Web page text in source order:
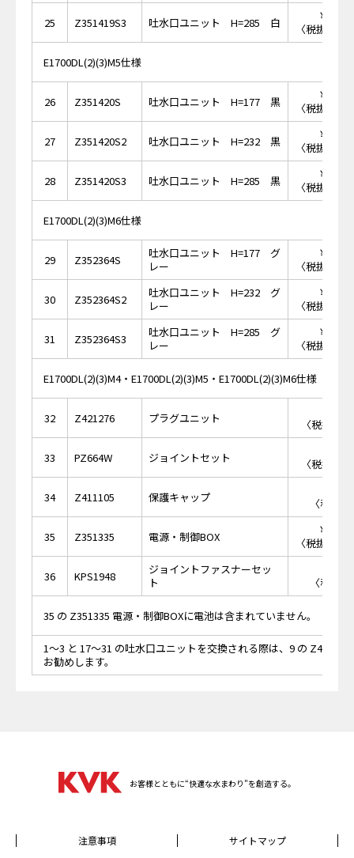
25 Z351419S3 吐水口ユニット H=285 白
￥
〈税抜価格
E1700DL(2)(3)M5仕様
26 Z351420S 吐水口ユニット H=177 黒
￥
〈税抜価格
27 Z351420S2 吐水口ユニット H=232 黒
￥
〈税抜価格
28 Z351420S3 吐水口ユニット H=285 黒
￥
〈税抜価格
E1700DL(2)(3)M6仕様
29 Z352364S
吐水口ユニット H=177 グ
レー
￥
〈税抜価格
30 Z352364S2
吐水口ユニット H=232 グ
レー
￥
〈税抜価格
31 Z352364S3
吐水口ユニット H=285 グ
レー
￥
〈税抜価格
E1700DL(2)(3)M4・E1700DL(2)(3)M5・E1700DL(2)(3)M6仕様
32 Z421276 プラグユニット
〈税抜価
33 PZ664W ジョイントセット
〈税抜価
34 Z411105 保護キャップ
〈税抜
35 Z351335 電源・制御BOX
￥
〈税抜価格
36 KPS1948
ジョイントファスナーセッ
ト
〈税抜
35 の Z351335 電源・制御BOXに電池は含まれていません。
1～3 と 17～31 の吐水口ユニットを交換される際は、9 の
お勧めします。
お客様とともに“快適な水まわり”を創造する。
注意事項 サイトマップ